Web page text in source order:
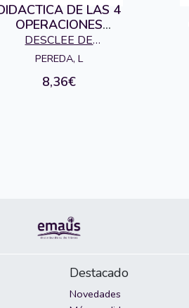
DE LAS 4
OPERACIONES
ARITMETICAS
BASICAS
DESCLEE DE
BROUWER S.A.,
EDITORIAL
PEREDA, L
8,36€
Destacado
Novedades